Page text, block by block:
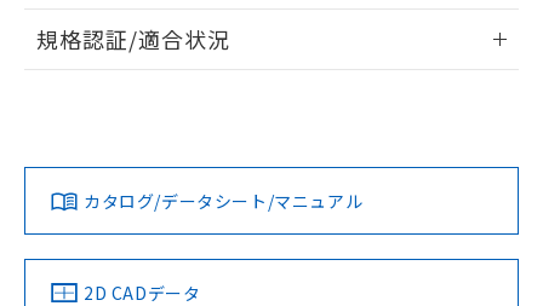
タイムチャート
A: 50mm以上、B: 35mm以上
ログイン/会員登録
ダウンロードデータをご利用いただく前に、以下を必ずお読
みください。
ソフトウェアの使用条件
EU RoHS 注意事項・凡例
対応済み
中国 RoHS 注意事項・凡例
規格認証/適合状況
LR型式承認
（イギリス
船舶規格）
DNV型式承認
（ノルウェー
BV型式承認
（フランス
KR型式
（韓国
カタログ/データシート/マニュアル
2D CADデータ